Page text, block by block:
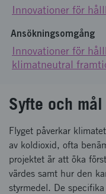
Innovationer för
Ansökningsomgång
Innovationer för
klimatneutral
Syfte och mål
Flyget påverkar
av koldioxid, ofta
projektet är att öka
värdes samt hur den
styrmedel. De